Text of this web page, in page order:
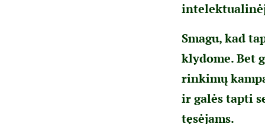
Smagu, kad
klydome. Bet
rinkimų
ir galės tapti
tęsėjams.